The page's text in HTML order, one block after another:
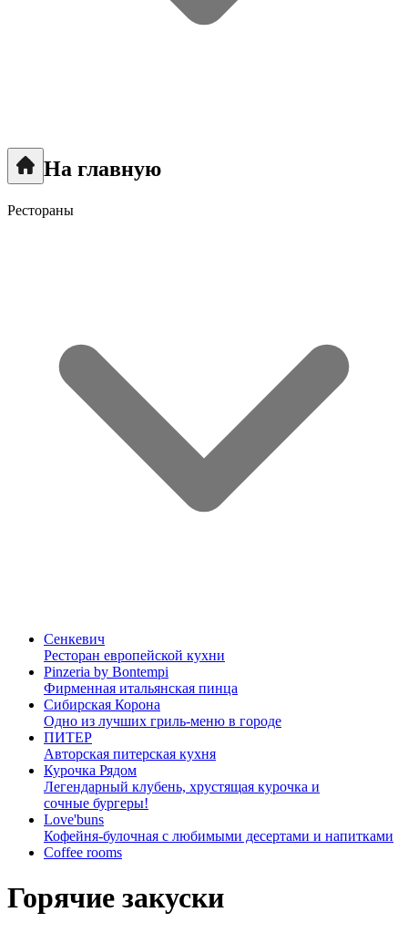
На главную
Рестораны
Сенкевич
Ресторан европейской кухни
Pinzeria by Bontempi
Фирменная итальянская пинца
Сибирская Корона
Одно из лучших гриль-меню в городе
ПИТЕР
Авторская питерская кухня
Курочка Рядом
Легендарный клубень, хрустящая курочка и
сочные бургеры!
Love'buns
Кофейня-булочная с любимыми десертами и напитками
Coffee rooms
Горячие закуски